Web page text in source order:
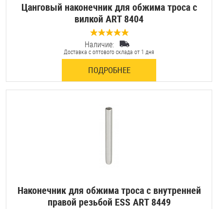
Цанговый наконечник для обжима троса с
вилкой ART 8404
0 отзывов
Наличие:
Доставка с оптового склада от 1 дня
ПОДРОБНЕЕ
Наконечник для обжима троса с внутренней
правой резьбой ESS ART 8449